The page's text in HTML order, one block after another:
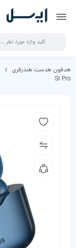
هدفون هدست هندزفری
S1 Pro